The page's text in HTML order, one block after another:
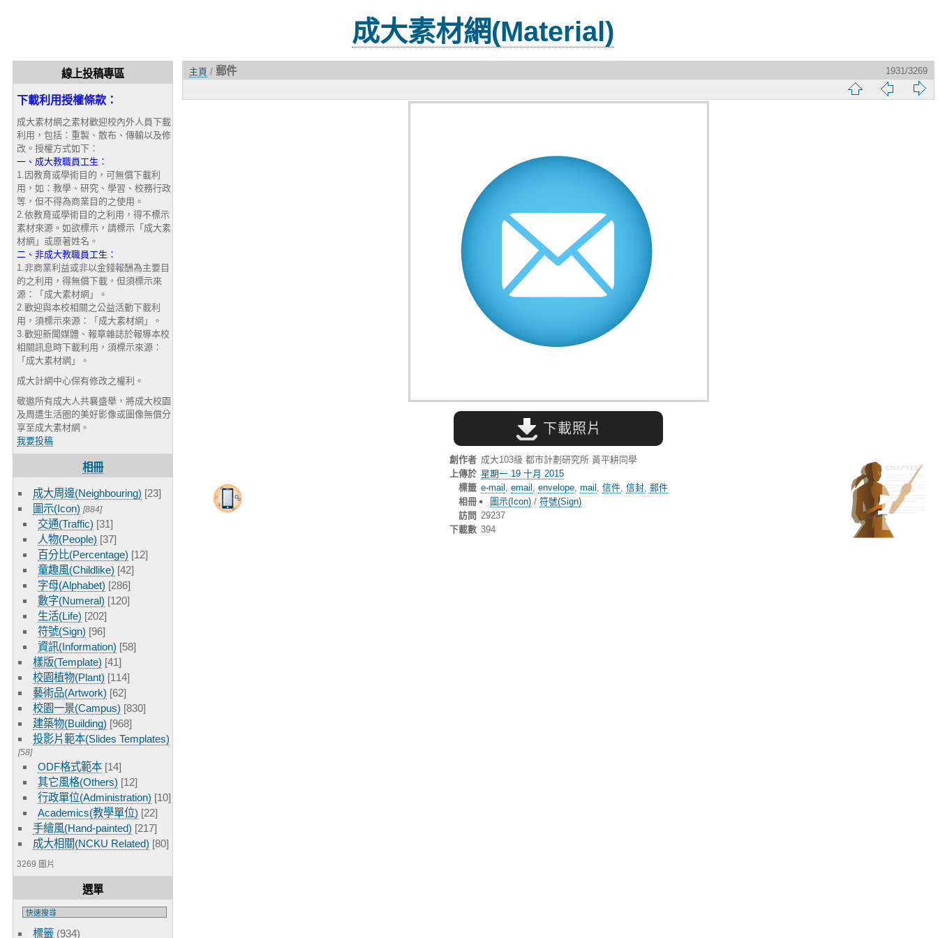
成大素材網(Material)
線上投稿專區
下載利用授權條款：
成大素材網之素材歡迎校內外人員下載
利用，包括：重製、散布、傳輸以及修
改。授權方式如下：
一、成大教職員工生：
1.因教育或學術目的，可無償下載利
用，如：教學、研究、學習、校務行政
等，但不得為商業目的之使用。
2.依教育或學術目的之利用，得不標示
素材來源。如欲標示，請標示「成大素
材網」或原著姓名。
二、非成大教職員工生：
1.非商業利益或非以金錢報酬為主要目
的之利用，得無償下載，但須標示來
源：「成大素材網」。
2.歡迎與本校相關之公益活動下載利
用，須標示來源：「成大素材網」。
3.歡迎新聞媒體、報章雜誌於報導本校
相關訊息時下載利用，須標示來源：
「成大素材網」。
成大計網中心保有修改之權利。
敬邀所有成大人共襄盛舉，將成大校園
及周遭生活圈的美好影像或圖像無償分
享至成大素材網。
我要投稿
相冊
成大周邊(Neighbouring) [23]
圖示(Icon) [884]
交通(Traffic) [31]
人物(People) [37]
百分比(Percentage) [12]
童趣風(Childlike) [42]
字母(Alphabet) [286]
數字(Numeral) [120]
生活(Life) [202]
符號(Sign) [96]
資訊(Information) [58]
樣版(Template) [41]
校園植物(Plant) [114]
藝術品(Artwork) [62]
校園一景(Campus) [830]
建築物(Building) [968]
投影片範本(Slides Templates)
[58]
ODF格式範本 [14]
其它風格(Others) [12]
行政單位(Administration) [10]
Academics(教學單位) [22]
手繪風(Hand-painted) [217]
成大相關(NCKU Related) [80]
3269 圖片
選單
標籤 (934)
主頁 / 郵件
1931/3269
略
頁
一
下載照片
創作者 成大103級 都市計劃研究所 黃平耕同學
上傳於 星期一 19 十月 2015
標籤 e-mail email envelope mail 信件 信封 郵件
相冊
圖示(Icon)/ 符號(Sign)
訪問 29237
下載數 394